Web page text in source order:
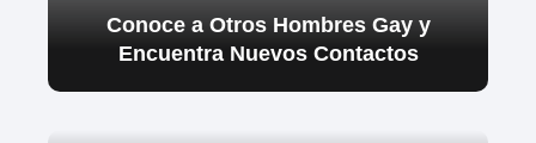
Conoce a Otros Hombres Gay y
Encuentra Nuevos Contactos